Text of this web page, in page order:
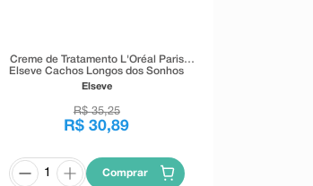
Creme de Tratamento L'Oréal Paris
Elseve Cachos Longos dos Sonhos
300ml
Elseve
R$ 35,25
R$ 30,89
Comprar